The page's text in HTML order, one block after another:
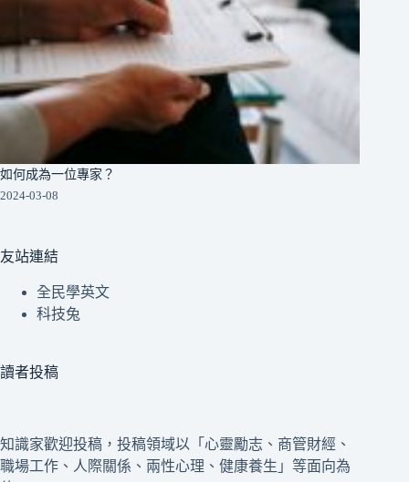
如何成為一位專家？
2024-03-08
友站連結
全民學英文
科技兔
讀者投稿
知識家歡迎投稿，投稿領域以「心靈勵志、商管財經、
職場工作、人際關係、兩性心理、健康養生」等面向為